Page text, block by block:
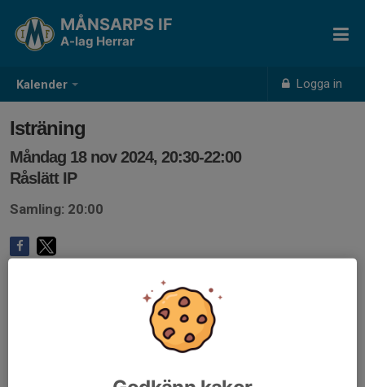
Kalender Logga in
MÅNSARPS IF
A-lag Herrar
Isträning
Måndag 18 nov 2024, 20:30-22:00
Råslätt IP
Samling: 20:00